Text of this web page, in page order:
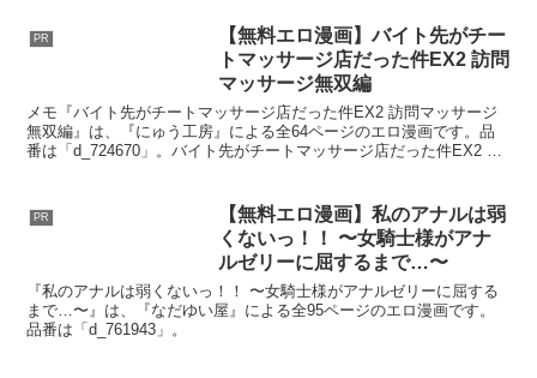
PR
【無料エロ漫画】バイト先がチー
トマッサージ店だった件EX2 訪問
マッサージ無双編
メモ『バイト先がチートマッサージ店だった件EX2 訪問マッサージ
無双編』は、『にゅう工房』による全64ページのエロ漫画です。品
番は「d_724670」。バイト先がチートマッサージ店だった件EX2 訪
PR
【無料エロ漫画】私のアナルは弱
くないっ！！ 〜女騎士様がアナ
ルゼリーに屈するまで…〜
『私のアナルは弱くないっ！！ 〜女騎士様がアナルゼリーに屈する
まで…〜』は、『なだゆい屋』による全95ページのエロ漫画です。
品番は「d_761943」。